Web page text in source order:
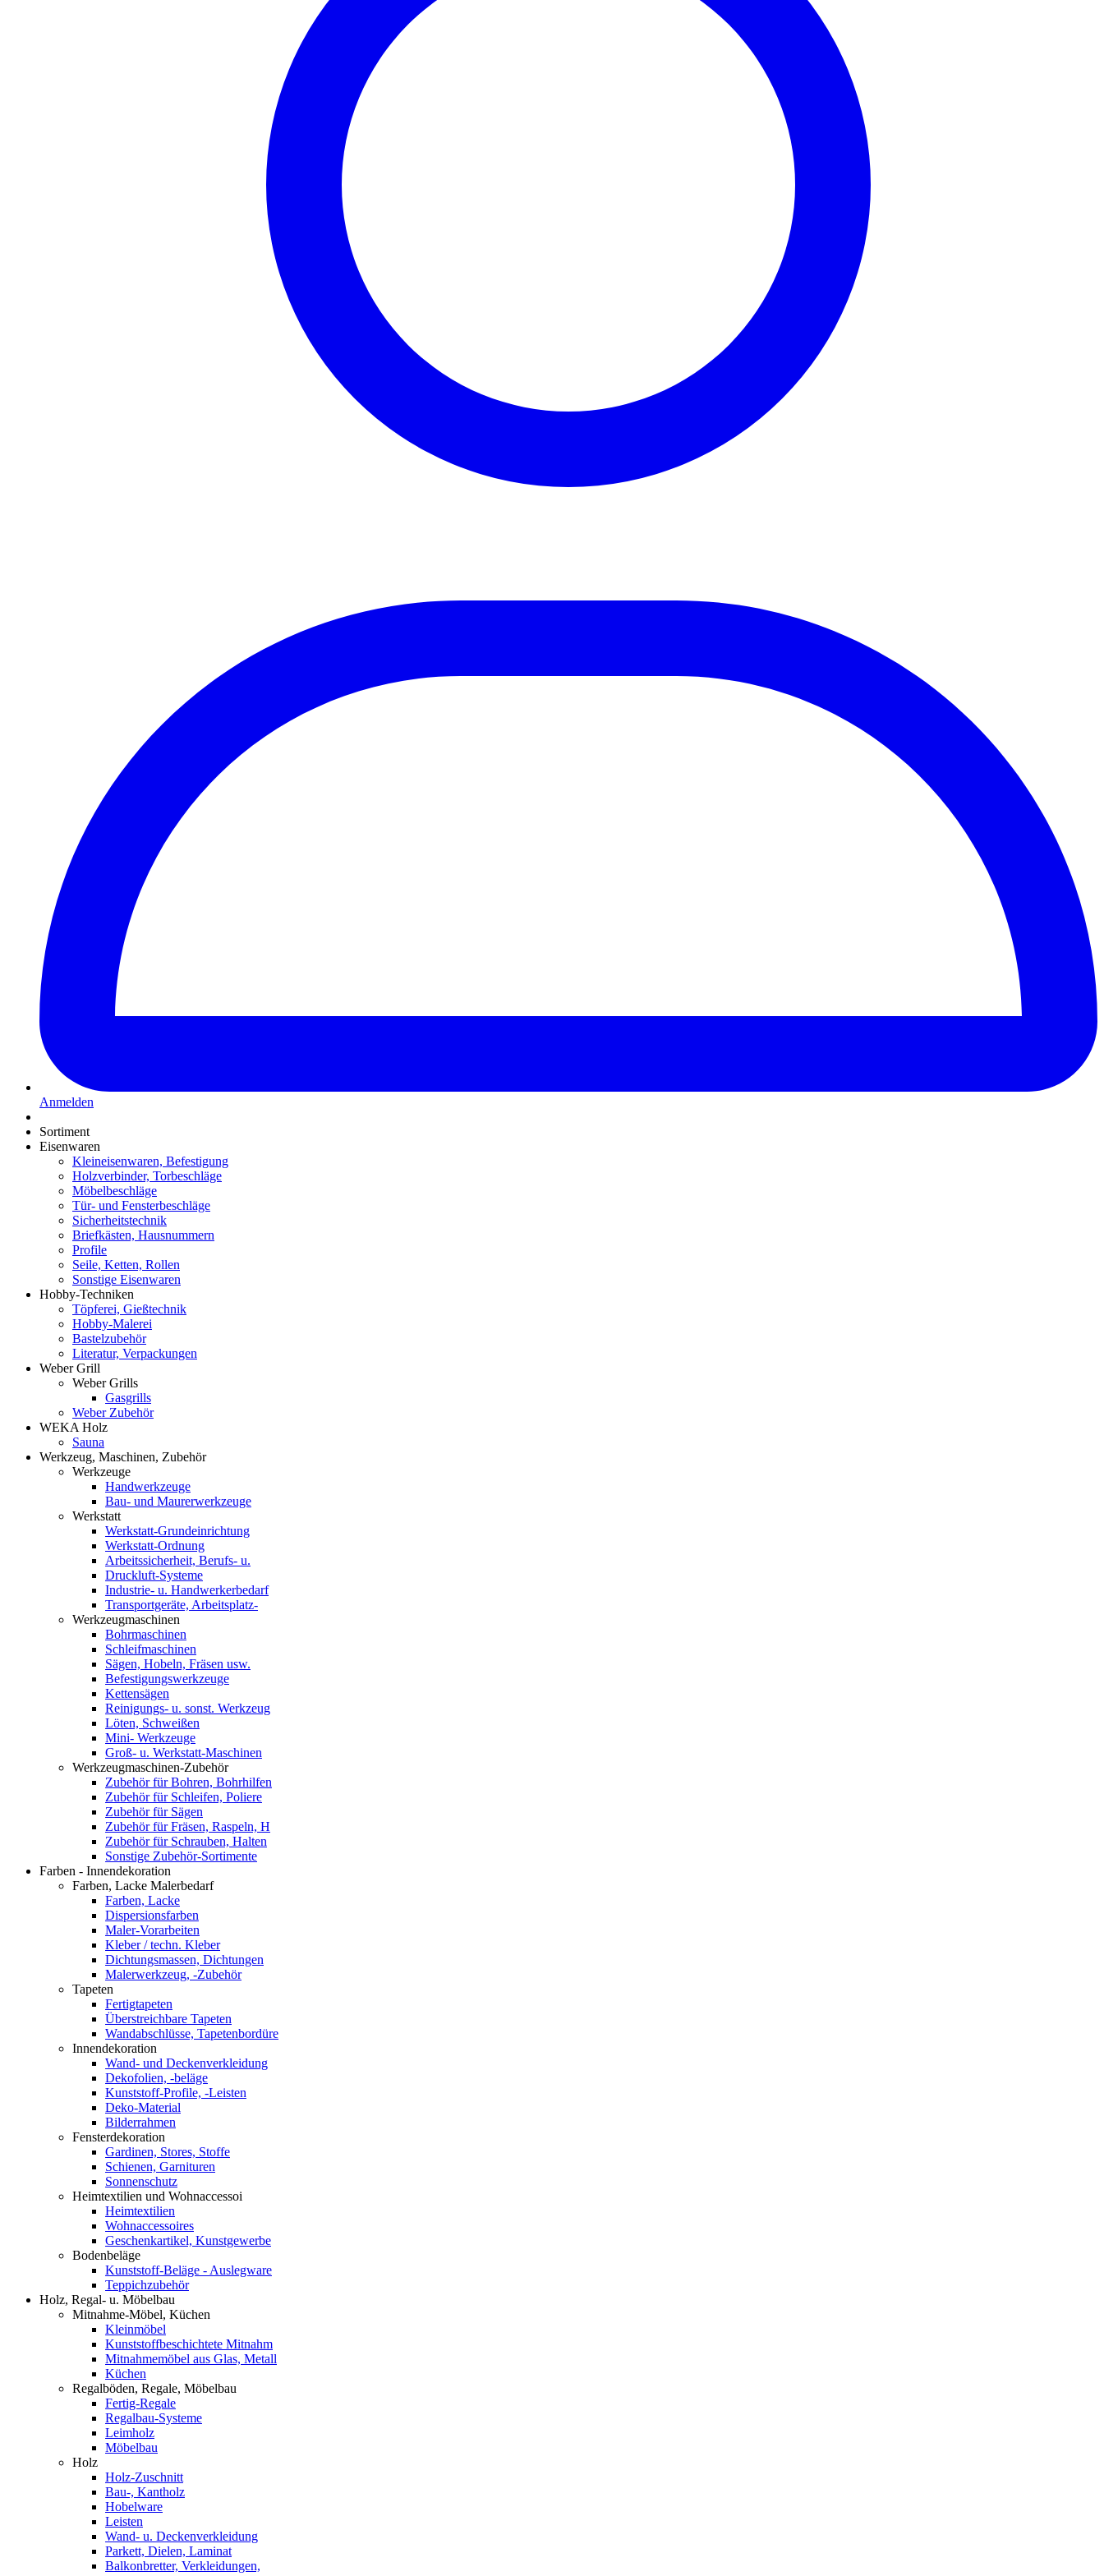
Anmelden
Sortiment
Eisenwaren
Kleineisenwaren, Befestigung
Holzverbinder, Torbeschläge
Möbelbeschläge
Tür- und Fensterbeschläge
Sicherheitstechnik
Briefkästen, Hausnummern
Profile
Seile, Ketten, Rollen
Sonstige Eisenwaren
Hobby-Techniken
Töpferei, Gießtechnik
Hobby-Malerei
Bastelzubehör
Literatur, Verpackungen
Weber Grill
Weber Grills
Gasgrills
Weber Zubehör
WEKA Holz
Sauna
Werkzeug, Maschinen, Zubehör
Werkzeuge
Handwerkzeuge
Bau- und Maurerwerkzeuge
Werkstatt
Werkstatt-Grundeinrichtung
Werkstatt-Ordnung
Arbeitssicherheit, Berufs- u.
Druckluft-Systeme
Industrie- u. Handwerkerbedarf
Transportgeräte, Arbeitsplatz-
Werkzeugmaschinen
Bohrmaschinen
Schleifmaschinen
Sägen, Hobeln, Fräsen usw.
Befestigungswerkzeuge
Kettensägen
Reinigungs- u. sonst. Werkzeug
Löten, Schweißen
Mini- Werkzeuge
Groß- u. Werkstatt-Maschinen
Werkzeugmaschinen-Zubehör
Zubehör für Bohren, Bohrhilfen
Zubehör für Schleifen, Poliere
Zubehör für Sägen
Zubehör für Fräsen, Raspeln, H
Zubehör für Schrauben, Halten
Sonstige Zubehör-Sortimente
Farben - Innendekoration
Farben, Lacke Malerbedarf
Farben, Lacke
Dispersionsfarben
Maler-Vorarbeiten
Kleber / techn. Kleber
Dichtungsmassen, Dichtungen
Malerwerkzeug, -Zubehör
Tapeten
Fertigtapeten
Überstreichbare Tapeten
Wandabschlüsse, Tapetenbordüre
Innendekoration
Wand- und Deckenverkleidung
Dekofolien, -beläge
Kunststoff-Profile, -Leisten
Deko-Material
Bilderrahmen
Fensterdekoration
Gardinen, Stores, Stoffe
Schienen, Garnituren
Sonnenschutz
Heimtextilien und Wohnaccessoi
Heimtextilien
Wohnaccessoires
Geschenkartikel, Kunstgewerbe
Bodenbeläge
Kunststoff-Beläge - Auslegware
Teppichzubehör
Holz, Regal- u. Möbelbau
Mitnahme-Möbel, Küchen
Kleinmöbel
Kunststoffbeschichtete Mitnahm
Mitnahmemöbel aus Glas, Metall
Küchen
Regalböden, Regale, Möbelbau
Fertig-Regale
Regalbau-Systeme
Leimholz
Möbelbau
Holz
Holz-Zuschnitt
Bau-, Kantholz
Hobelware
Leisten
Wand- u. Deckenverkleidung
Parkett, Dielen, Laminat
Balkonbretter, Verkleidungen,